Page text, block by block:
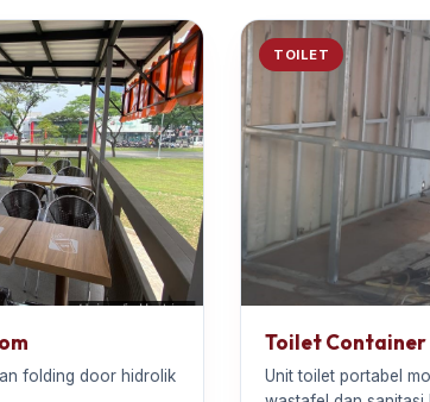
folding door hidrolik
TOILET
Toilet Container
Unit toilet portabel